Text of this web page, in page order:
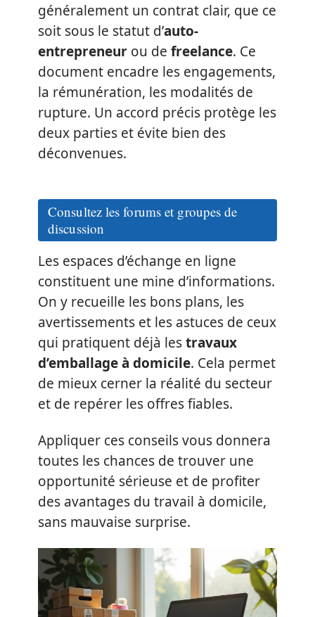
généralement un contrat clair, que ce
soit sous le statut d’auto-
entrepreneur ou de freelance. Ce
document encadre les engagements,
la rémunération, les modalités de
rupture. Un accord précis protège les
deux parties et évite bien des
déconvenues.
Consultez les forums et groupes de
discussion
Les espaces d’échange en ligne
constituent une mine d’informations.
On y recueille les bons plans, les
avertissements et les astuces de ceux
qui pratiquent déjà lestravaux
d’emballage à domicile. Cela permet
de mieux cerner la réalité du secteur
et de repérer les offres fiables.
Appliquer ces conseils vous donnera
toutes les chances de trouver une
opportunité sérieuse et de profiter
des avantages du travail à domicile,
sans mauvaise surprise.